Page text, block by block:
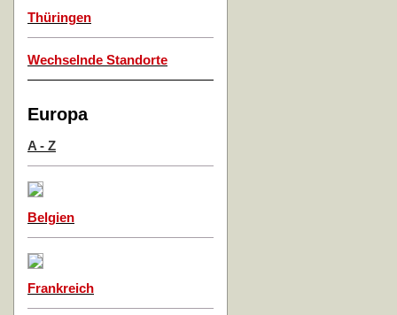
Thüringen
Wechselnde Standorte
Europa
A - Z
Belgien
Frankreich